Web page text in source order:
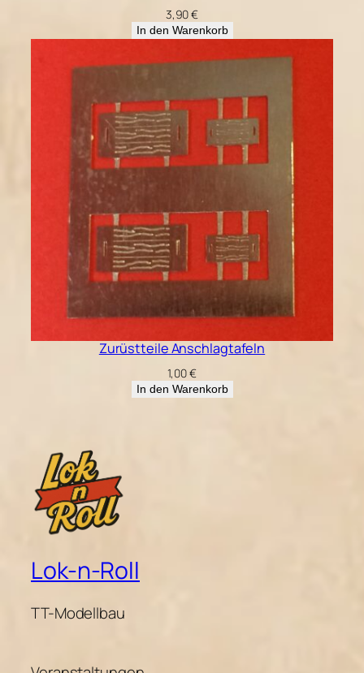
3,90€
In den Warenkorb
Zurüstteile Anschlagtafeln
1,00€
In den Warenkorb
Lok-n-Roll
TT-Modellbau